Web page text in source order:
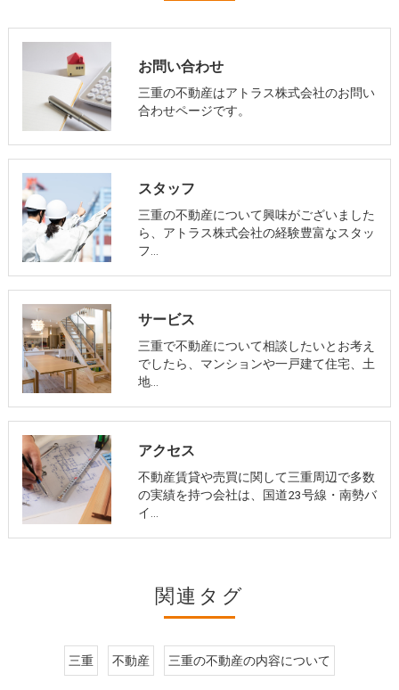
お問い合わせ
三重の不動産はアトラス株式会社のお問い
合わせページです。
スタッフ
三重の不動産について興味がございました
ら、アトラス株式会社の経験豊富なスタッ
フ…
サービス
三重で不動産について相談したいとお考え
でしたら、マンションや一戸建て住宅、土
地…
アクセス
不動産賃貸や売買に関して三重周辺で多数
の実績を持つ会社は、国道23号線・南勢バ
イ…
関連タグ
三重 不動産 三重の不動産の内容について